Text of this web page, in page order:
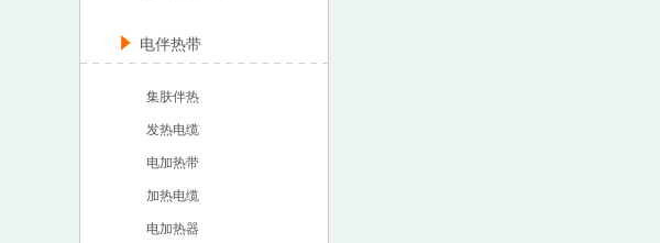
电伴热带
集肤伴热
发热电缆
电加热带
加热电缆
电加热器